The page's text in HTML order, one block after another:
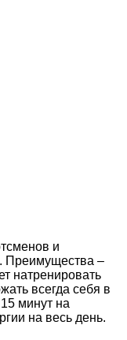
и
Преимущества –
натренировать
всегда себя в
минут на
на весь день.